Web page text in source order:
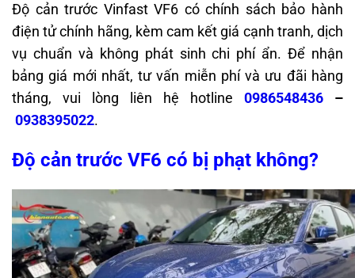
Độ cản trước Vinfast VF6 có chính sách bảo hành
điện tử chính hãng, kèm cam kết giá cạnh tranh, dịch
vụ chuẩn và không phát sinh chi phí ẩn. Để nhận
bảng giá mới nhất, tư vấn miễn phí và ưu đãi hàng
tháng, vui lòng liên hệ hotline 0986548436 –
0938395022.
Độ cản trước VF6 có bị phạt không?